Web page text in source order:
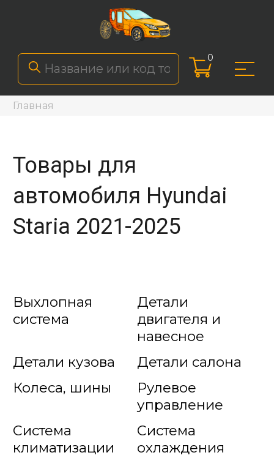
0
Главная
Товары для
автомобиля Hyundai
Staria 2021-2025
Выхлопная
система
Детали
двигателя и
навесное
Детали кузова
Детали салона
Колеса, шины
Рулевое
управление
Система
климатизации
Система
охлаждения